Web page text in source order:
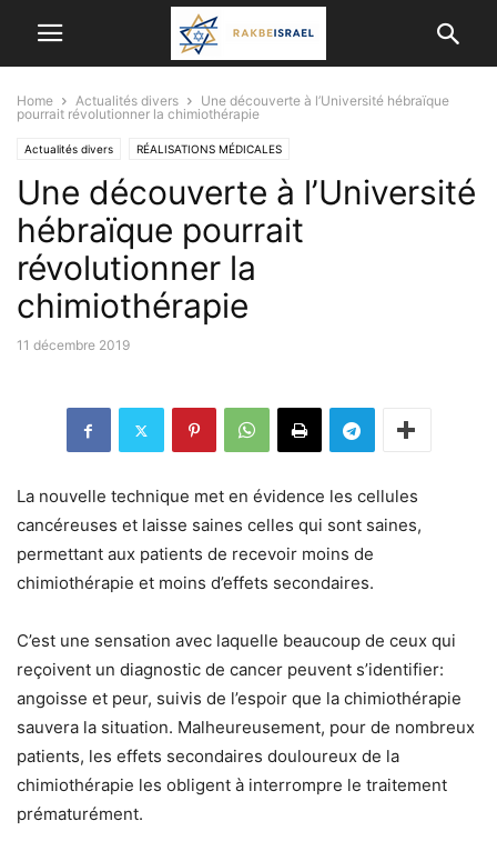
Home Actualités divers
Une découverte à l’Université hébraïque
pourrait révolutionner la chimiothérapie
Actualités divers RÉALISATIONS MÉDICALES
Une découverte à l’Université
hébraïque pourrait
révolutionner la
chimiothérapie
11 décembre 2019
La nouvelle technique met en évidence les cellules
cancéreuses et laisse saines celles qui sont saines,
permettant aux patients de recevoir moins de
chimiothérapie et moins d’effets secondaires.
C’est une sensation avec laquelle beaucoup de ceux qui
reçoivent un diagnostic de cancer peuvent s’identifier:
angoisse et peur, suivis de l’espoir que la chimiothérapie
sauvera la situation. Malheureusement, pour de nombreux
patients, les effets secondaires douloureux de la
chimiothérapie les obligent à interrompre le traitement
prématurément.